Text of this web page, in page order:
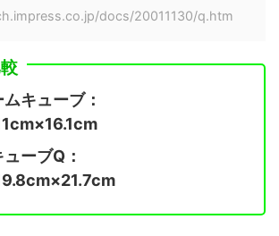
docs/20011130/q.htm
キューブ：
ーブQ：